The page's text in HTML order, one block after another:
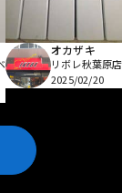
オカザキ
リボレ秋葉原店
2025/02/20